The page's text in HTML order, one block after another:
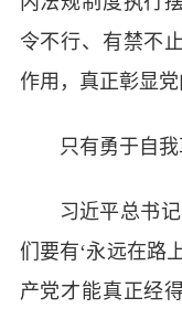
令不行、有禁不
作用，真正彰显党
只有勇于自
习近平总书
们要有‘永远在路
产党才能真正经